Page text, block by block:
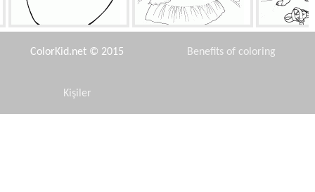
Olgun bir elma Gelin buketi Bulteryer cinsi
ColorKid.net © 2015 Benefits of coloring
Kişiler